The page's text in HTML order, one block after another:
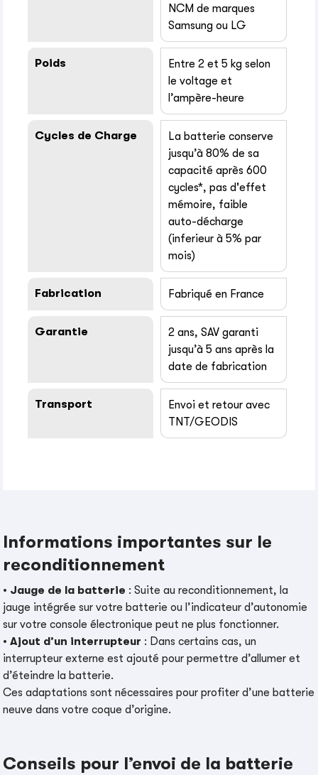
NCM de marques
Samsung ou LG
Poids
Entre 2 et 5 kg selon
le voltage et
l’ampère-heure
Cycles de Charge
La batterie conserve
jusqu’à 80% de sa
capacité après 600
cycles*, pas d'effet
mémoire, faible
auto-décharge
(inferieur à 5% par
mois)
Fabrication Fabriqué en France
Garantie
2 ans, SAV garanti
jusqu’à 5 ans après la
date de fabrication
Transport
Envoi et retour avec
TNT/GEODIS
Informations importantes sur le
reconditionnement
• Jauge de la batterie : Suite au reconditionnement, la
jauge intégrée sur votre batterie ou l’indicateur d’autonomie
sur votre console électronique peut ne plus fonctionner.
•Ajout d’un interrupteur : Dans certains cas, un
interrupteur externe est ajouté pour permettre d’allumer et
d’éteindre la batterie.
Ces adaptations sont nécessaires pour profiter d’une batterie
neuve dans votre coque d’origine.
Conseils pour l’envoi de la batterie